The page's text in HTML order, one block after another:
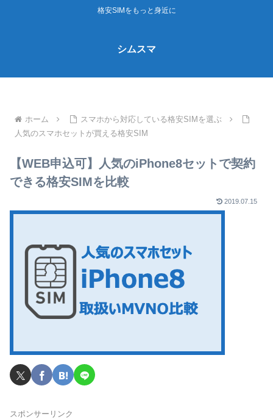
格安SIMをもっと身近に
シムスマ
ホーム
スマホから対応している格安SIMを選ぶ
人気のスマホセットが買える格安SIM
【WEB申込可】人気のiPhone8セットで契約
できる格安SIMを比較
2019.07.15
スポンサーリンク